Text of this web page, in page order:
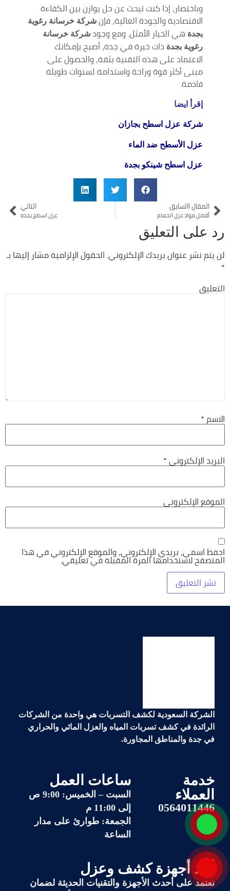
وباختصار، إذا كنت تبحث عن حل يوازن بين الكفاءة
الاقتصادية والجودة العالية، فإن شركة خرسانة رغوية
بجدة هي الخيار الأمثل. ومع وجود شركة خرسانة
رغوية بجدة ذات خبرة في جدة، أصبح بإمكانك
الاعتماد على هذه التقنية بثقة، والحصول على
مبنى أكثر قوة وراحة واستدامة لسنوات طويلة
قادمة.
إقرأ ايضا
شركة عزل اسطح بجازان
عزل الأسطح ضد الماء
عزل اسطح شينكو بجدة
المقال االسابق
أفضل مواد عزل الحمام
التالي
عزل اسطح بجده
رد على التعليق
لن يتم نشر عنوان بريدك الإلكتروني. الحقول الإلزامية مشار إليها بـ
*
التعليق
الاسم*
البريد الإلكتروني*
الموقع الإلكتروني
احفظ اسمي، بريدي الإلكتروني، والموقع الإلكتروني في هذا
المتصفح لاستخدامها المرة المقبلة في تعليقي.
الشركة السعودية لكشف التسربات هي واحدة من الشركات
الرائدة فيكشف تسربات المياه والعزل المائي والحراري
في جدة والمناطق المجاورة.
خدمة
العملاء
0564011446
ساعات العمل
السبت – الخميس: 9:00 ص
إلى 11:00 م
الجمعة: طوارئ على مدار
الساعة
أحد أجهزة كشف وعزل
نعتمد على أحدث الأجهزة والتقنيات الحديثة لضمان